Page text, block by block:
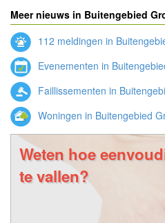
Meer nieuws in Buitengebied
112 meldingen in
Evenementen in
Faillissementen in
Woningen in Buitengebied
Weten hoe
te vallen?